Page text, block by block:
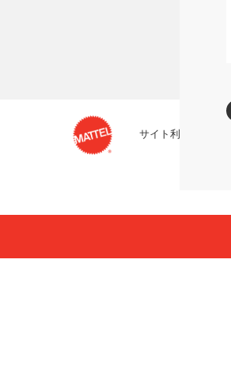
サイト利用条件